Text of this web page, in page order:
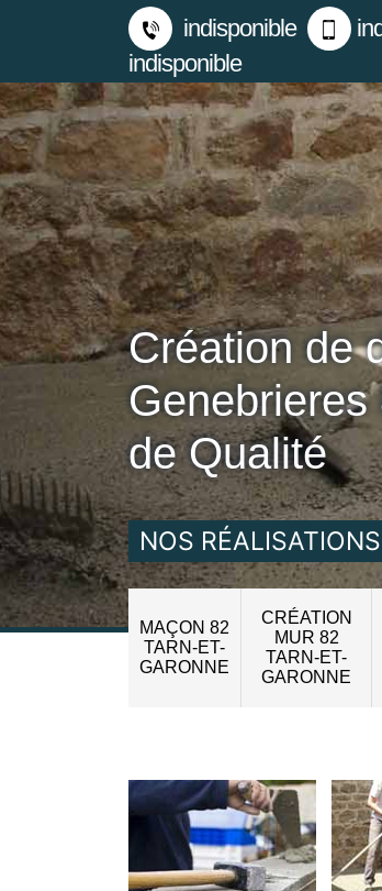
indisponible
indisponible
Création de
Genebrieres
de Qualité
NOS RÉALISATIONS
MAÇON 82
TARN-ET-
GARONNE
CRÉATION
MUR 82
TARN-ET-
GARONNE